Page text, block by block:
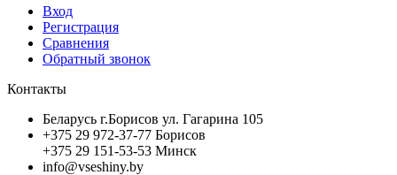
Вход
Регистрация
Сравнения
Обратный звонок
Контакты
Беларусь г.Борисов ул. Гагарина 105
+375 29 972-37-77 Борисов
+375 29 151-53-53 Минск
info@vseshiny.by